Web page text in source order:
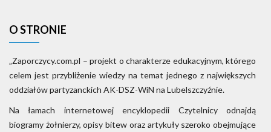
O STRONIE
„Zaporczycy.com.pl – projekt o charakterze edukacyjnym, którego
celem jest przybliżenie wiedzy na temat jednego z największych
oddziałów partyzanckich AK-DSZ-WiN na Lubelszczyźnie.
Na łamach internetowej encyklopedii Czytelnicy odnajdą
biogramy żołnierzy, opisy bitew oraz artykuły szeroko obejmujące